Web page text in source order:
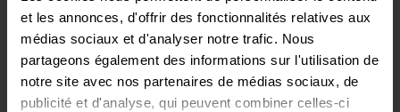
et les annonces, d'offrir des fonctionnalités relatives aux
médias sociaux et d'analyser notre trafic. Nous
partageons également des informations sur l'utilisation de
notre site avec nos partenaires de médias sociaux, de
publicité et d'analyse, qui peuvent combiner celles-ci